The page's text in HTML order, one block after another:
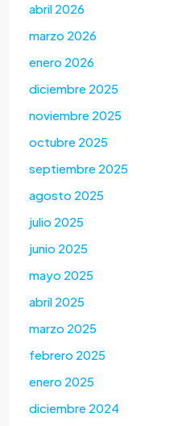
abril 2026
marzo 2026
enero 2026
diciembre 2025
noviembre 2025
octubre 2025
septiembre 2025
agosto 2025
julio 2025
junio 2025
mayo 2025
abril 2025
marzo 2025
febrero 2025
enero 2025
diciembre 2024